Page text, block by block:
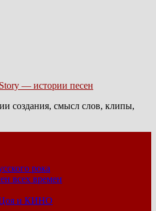
— истории песен
создания, смысл слов, клипы,
рока
всех времен
Цоя и КИНО